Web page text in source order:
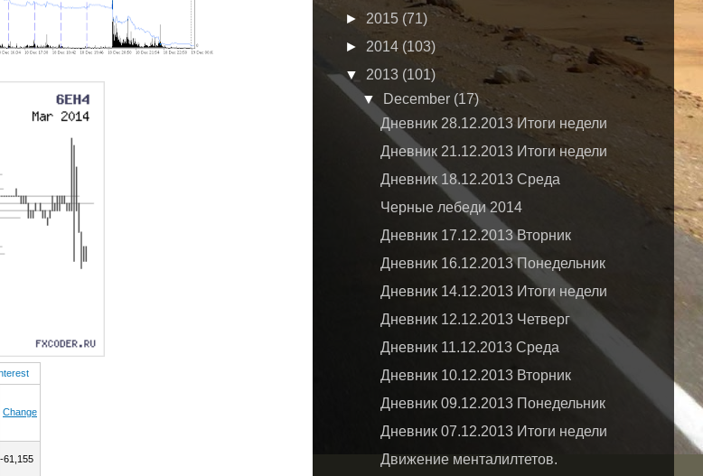
Change
-61,155
► 2015 (71)
► 2014 (103)
▼ 2013 (101)
▼
December (17)
Дневник 28.12.2013 Итоги недели
Дневник 21.12.2013 Итоги недели
Дневник 18.12.2013 Среда
Черные лебеди 2014
Дневник 17.12.2013 Вторник
Дневник 16.12.2013 Понедельник
Дневник 14.12.2013 Итоги недели
Дневник 12.12.2013 Четверг
Дневник 11.12.2013 Среда
Дневник 10.12.2013 Вторник
Дневник 09.12.2013 Понедельник
Дневник 07.12.2013 Итоги недели
Движение менталилтетов.